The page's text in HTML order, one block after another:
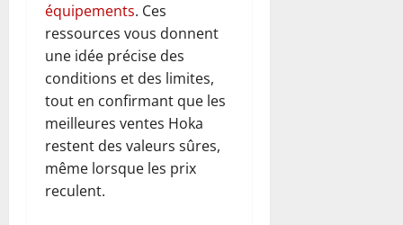
équipements. Ces
ressources vous donnent
une idée précise des
conditions et des limites,
tout en confirmant que les
meilleures ventes Hoka
restent des valeurs sûres,
même lorsque les prix
reculent.